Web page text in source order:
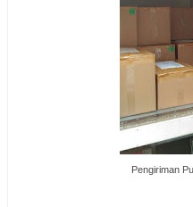
Pengiriman